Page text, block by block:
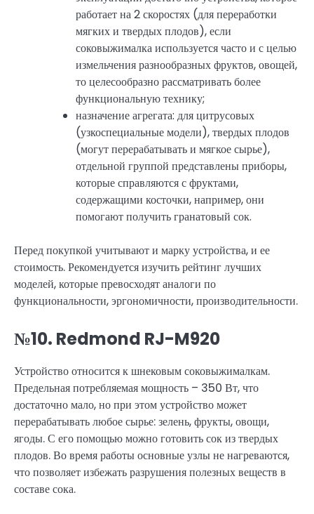
работает на 2 скоростях (для переработки
мягких и твердых плодов), если
соковыжималка используется часто и с целью
измельчения разнообразных фруктов, овощей,
то целесообразно рассматривать более
функциональную технику;
назначение агрегата: для цитрусовых
(узкоспециальные модели), твердых плодов
(могут перерабатывать и мягкое сырье),
отдельной группой представлены приборы,
которые справляются с фруктами,
содержащими косточки, например, они
помогают получить гранатовый сок.
Перед покупкой учитывают и марку устройства, и ее
стоимость. Рекомендуется изучить рейтинг лучших
моделей, которые превосходят аналоги по
функциональности, эргономичности, производительности.
№10. Redmond RJ-M920
Устройство относится к шнековым соковыжималкам.
Предельная потребляемая мощность – 350 Вт, что
достаточно мало, но при этом устройство может
перерабатывать любое сырье: зелень, фрукты, овощи,
ягоды. С его помощью можно готовить сок из твердых
плодов. Во время работы основные узлы не нагреваются,
что позволяет избежать разрушения полезных веществ в
составе сока.